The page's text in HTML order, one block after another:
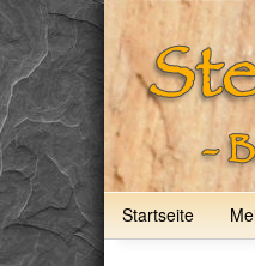
Startseite